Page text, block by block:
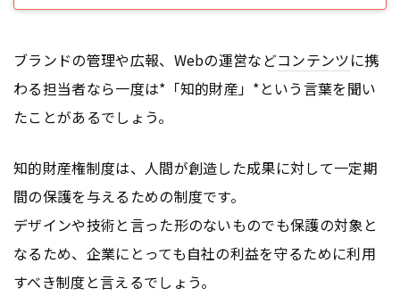
ブランドの管理や広報、Webの運営などコンテンツに携
わる担当者なら一度は*「知的財産」*という言葉を聞い
たことがあるでしょう。
知的財産権制度は、人間が創造した成果に対して一定期
間の保護を与えるための制度です。
デザインや技術と言った形のないものでも保護の対象と
なるため、企業にとっても自社の利益を守るために利用
すべき制度と言えるでしょう。